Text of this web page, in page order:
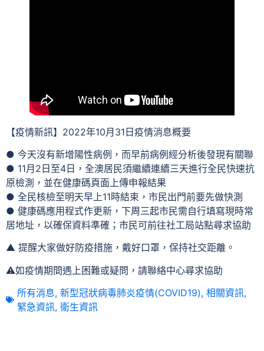
【疫情新訊】2022年10月31日疫情消息概要
● 今天沒有新增陽性病例，而早前病例經分析後發現有關聯
● 11月2日至4日，全澳居民須繼續連續三天進行全民快速抗
原檢測，並在健康碼頁面上傳申報結果
● 全民核檢至明天早上11時結束，市民出門前要先做快測
● 健康碼應用程式作更新，下周三起市民需自行填寫現時常
居地址，以確保資料準確；市民可前往社工局站點尋求協助
▲ 提醒大家做好防疫措施，戴好口罩，保持社交距離。
⚠️如疫情期間遇上困難或疑問，請聯絡中心尋求協助
所有消息, 新型冠狀病毒肺炎疫情(COVID19), 相關資訊,
緊急資訊, 衛生資訊